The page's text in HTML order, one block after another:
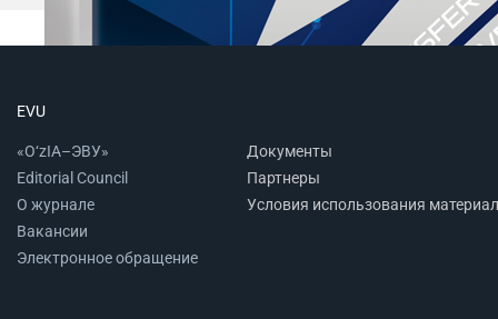
EVU
«O‘zIA–ЭВУ»
Editorial Council
О журнале
Вакансии
Электронное обращение
Документы
Партнеры
Условия использования